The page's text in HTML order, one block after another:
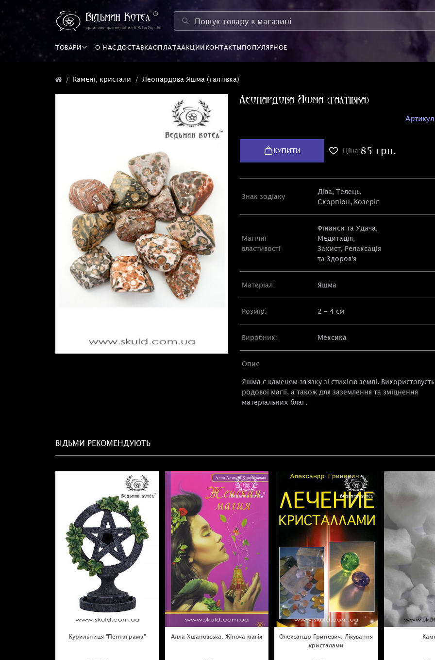
ТОВАРИ О НАСДОСТАВКАОПЛАТААКЦИИКОНТАКТЫПОПУЛЯРНОЕ
Камені, кристали Леопардова Яшма (галтівка)
Леопардова Яшма (галтівка)
КУПИТИ Ціна:85 грн.
Знак зодіаку
Діва, Телець,
Скорпіон, Козеріг
Магічні
властивості
Фінанси та Удача,
Медитація,
Захист, Релаксація
та Здоров'я
Матеріал: Яшма
Розмір: 2 - 4 см
Виробник: Мексика
Опис
Яшма є каменем зв'язку зі стихією землі.
родової магії, а також для заземлення та зміцнення
матеріальних благ.
ВІДЬМИ РЕКОМЕНДУЮТЬ
Курильниця "Пентаграма" Алла Хшановська. Жіноча магія
Олександр Гриневич. Лікування
кристалами